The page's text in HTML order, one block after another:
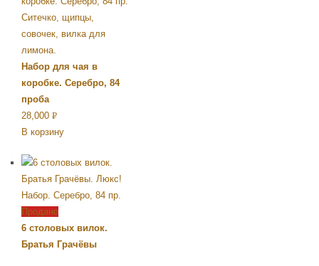
Набор для чая в
коробке. Серебро, 84
проба
28,000 Р
УБ.
В корзину
Продано
6 столовых вилок.
Братья Грачёвы